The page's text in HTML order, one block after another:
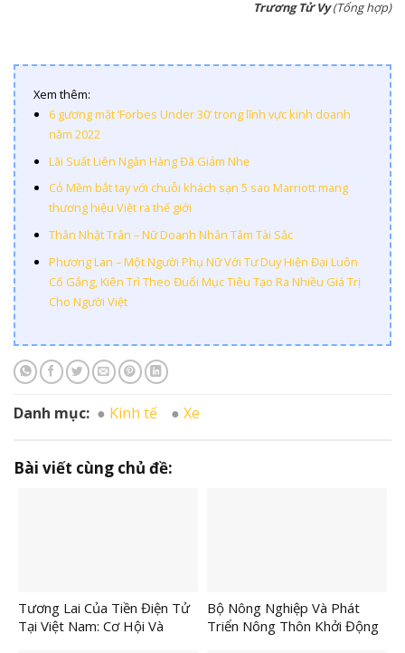
Trương Tử Vy(Tổng hợp)
Xem thêm:
6 gương mặt ‘Forbes Under 30’ trong lĩnh vực kinh doanh
năm 2022
Lãi Suất Liên Ngân Hàng Đã Giảm Nhẹ
Cỏ Mềm bắt tay với chuỗi khách sạn 5 sao Marriott mang
thương hiệu Việt ra thế giới
Thân Nhật Trân – Nữ Doanh Nhân Tâm Tài Sắc
Phương Lan – Một Người Phụ Nữ Với Tư Duy Hiện Đại Luôn
Cố Gắng, Kiên Trì Theo Đuổi Mục Tiêu Tạo Ra Nhiều Giá Trị
Cho Người Việt
Danh mục: Kinh tế Xe
Bài viết cùng chủ đề:
Tương Lai Của Tiền Điện Tử
Tại Việt Nam: Cơ Hội Và
Bộ Nông Nghiệp Và Phát
Triển Nông Thôn Khởi Động